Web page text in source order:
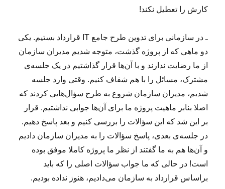
کارش را تعطیل نکند!
ـ در سازمانی برای تدوین طرح جامع IT قرارداد بستیم. یکی
دو ماهی که از پروژه گذشت، متوجه شدیم مدیران سازمان
از ما رضایت ندارند و با آن‌ها قرار گذاشتیم در یک جلسه‌ی
مشترک، مسائل را با هم شفاف کنیم. وقتی وارد جلسه
شدیم، مدیران سازمان شروع به طرح سؤال‌هایی کردند که
اصلا بنابر ماهیت پروژه ما برای آن‌ها جوابی نداشتیم. قرار
بر این شد که این سؤالات را بررسی کنیم و بعد پاسخ دهیم.
در جلسه‌ی بعدی، پاسخ سؤالات را به مدیران سازمان دادیم
و آن‌ها هم به ما گفتند از نظر ما پروژه کاملا موفق بوده
است! در حالی که ما جواب سؤالات اصلی را که باید
براساس قرارداد به سازمان می‌دادیم، هنوز نداده بودیم.